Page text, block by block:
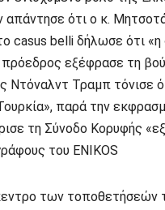
απάντησε ότι ο κ.
casus belli δήλωσε ότι «η
εξέφρασε τη
Ντόναλντ Τραμπ τόνισε
παρά την
τη Σύνοδο Κορυφής
του ENIKOS
των τοποθετήσεών